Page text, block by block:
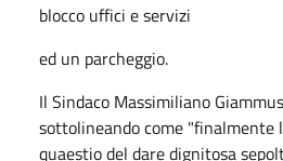
blocco uffici e servizi
ed un parcheggio.
Il Sindaco Massimiliano
sottolineando come "finalmente
quaestio del dare dignitosa